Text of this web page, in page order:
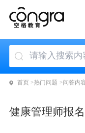
首页 >热门问题 >问答内
健康管理师报